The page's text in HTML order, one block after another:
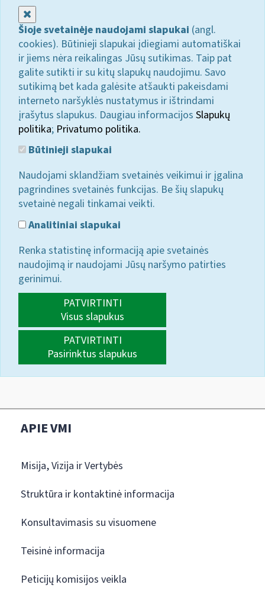
Šioje svetainėje naudojami slapukai (angl.
cookies). Būtinieji slapukai įdiegiami automatiškai
ir jiems nėra reikalingas Jūsų sutikimas. Taip pat
galite sutikti ir su kitų slapukų naudojimu. Savo
sutikimą bet kada galėsite atšaukti pakeisdami
interneto naršyklės nustatymus ir ištrindami
įrašytus slapukus. Daugiau informacijos Slapukų
politika; Privatumo politika.
Būtinieji slapukai
Naudojami sklandžiam svetainės veikimui ir įgalina
pagrindines svetainės funkcijas. Be šių slapukų
svetainė negali tinkamai veikti.
Analitiniai slapukai
Renka statistinę informaciją apie svetainės
naudojimą ir naudojami Jūsų naršymo patirties
gerinimui.
PATVIRTINTI
Visus slapukus
PATVIRTINTI
Pasirinktus slapukus
APIE VMI
Misija, Vizija ir Vertybės
Struktūra ir kontaktinė informacija
Konsultavimasis su visuomene
Teisinė informacija
Peticijų komisijos veikla